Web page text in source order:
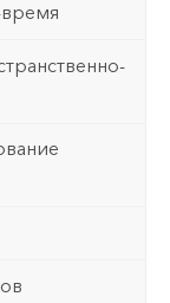
время